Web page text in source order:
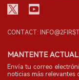
CONTACT:
MANTENTE
Envía tu correo
noticias más relevantes